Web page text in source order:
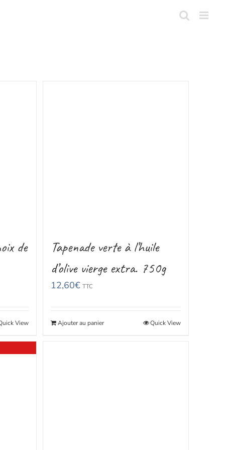
de
View
Tapenade verte à l’huile
d’olive vierge extra. 750g
12,60€ TTC
Ajouter au panier Quick View